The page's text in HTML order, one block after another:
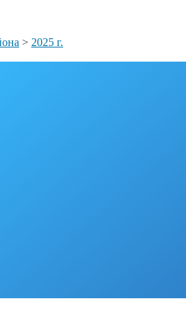
> 2025 г.